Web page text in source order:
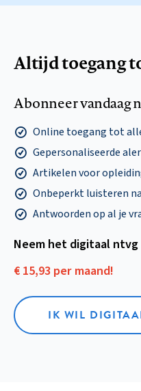
Altijd toegang
Abonneer vandaag
Online toegang tot
Gepersonaliseerde
Artikelen voor
Onbeperkt luisteren
Antwoorden op al je
Neem het digitaal
€ 15,93 per maand!
IK WIL